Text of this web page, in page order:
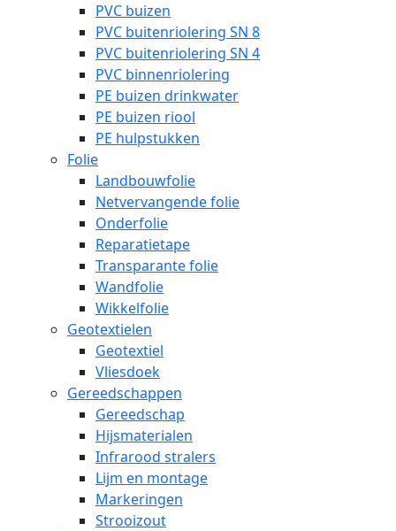
PVC buizen
PVC buitenriolering SN 8
PVC buitenriolering SN 4
PVC binnenriolering
PE buizen drinkwater
PE buizen riool
PE hulpstukken
Folie
Landbouwfolie
Netvervangende folie
Onderfolie
Reparatietape
Transparante folie
Wandfolie
Wikkelfolie
Geotextielen
Geotextiel
Vliesdoek
Gereedschappen
Gereedschap
Hijsmaterialen
Infrarood stralers
Lijm en montage
Markeringen
Strooizout